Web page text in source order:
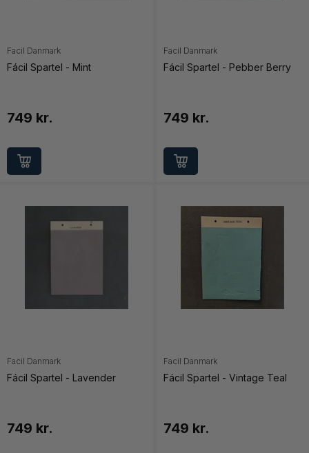
Facil Danmark
Fácil Spartel - Mint
749 kr.
Facil Danmark
Fácil Spartel - Pebber Berry
749 kr.
Facil Danmark
Fácil Spartel - Lavender
749 kr.
Facil Danmark
Fácil Spartel - Vintage Teal
749 kr.